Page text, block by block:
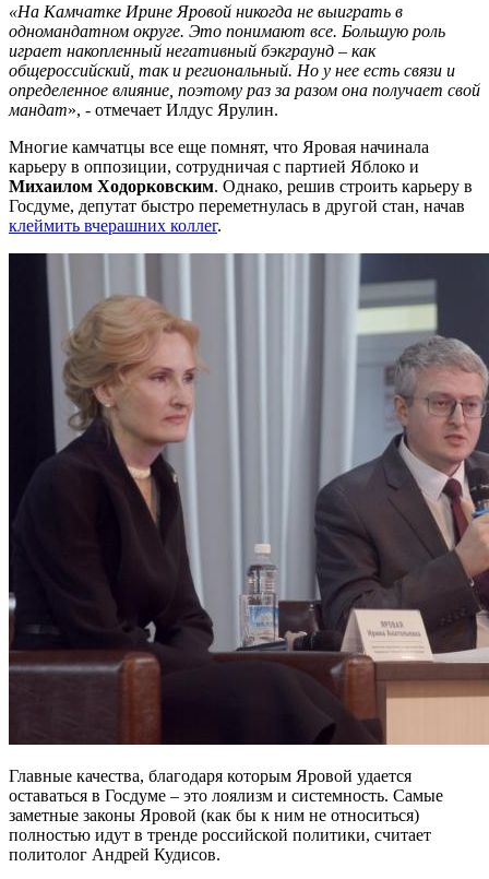
«На Камчатке Ирине Яровой никогда не выиграть в
одномандатном округе. Это понимают все. Большую роль
играет накопленный негативный бэкграунд – как
общероссийский, так и региональный. Но у нее есть связи и
определенное влияние, поэтому раз за разом она получает свой
мандат», - отмечает Илдус Ярулин.
Многие камчатцы все еще помнят, что Яровая начинала
карьеру в оппозиции, сотрудничая с партией Яблоко и
Михаилом Ходорковским. Однако, решив строить карьеру в
Госдуме, депутат быстро переметнулась в другой стан, начав
клеймить вчерашних коллег.
Главные качества, благодаря которым Яровой удается
оставаться в Госдуме – это лоялизм и системность. Самые
заметные законы Яровой (как бы к ним не относиться)
полностью идут в тренде российской политики, считает
политолог Андрей Кудисов.